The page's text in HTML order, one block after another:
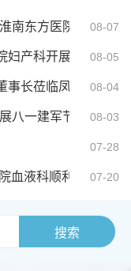
南东方医院集团凤凰
08-07
妇产科开展母乳喂养
08-05
事长莅临凤凰医院召
08-04
八一建军节健康宣教
08-03
07-28
血液科顺利举办《
07-20